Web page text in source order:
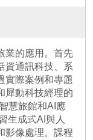
業的應用。首先
資通訊科技、系
實際案例和專題
犀動科技經理的
慧旅館和AI應
生成式AI與人
影像處理。課程